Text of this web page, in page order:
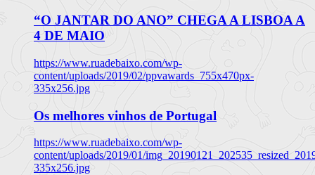
“O JANTAR DO ANO” CHEGA A LISBOA A
4 DE MAIO
https://www.ruadebaixo.com/wp-
content/uploads/2019/02/ppvawards_755x470px-
335x256.jpg
Os melhores vinhos de Portugal
https://www.ruadebaixo.com/wp-
content/uploads/2019/01/
335x256.jpg